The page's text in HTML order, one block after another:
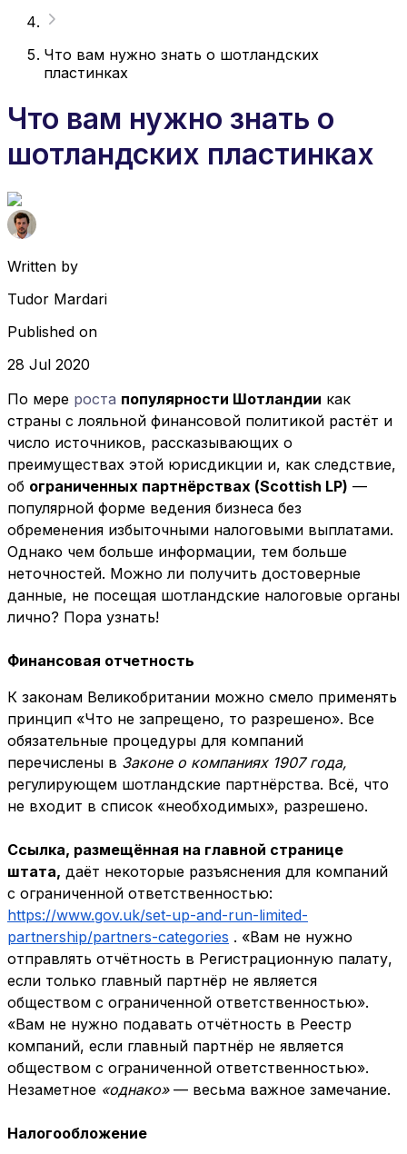
Что вам нужно знать о шотландских
пластинках
Что вам нужно знать о
шотландских пластинках
Written by
Tudor Mardari
Published on
28 Jul 2020
По мере роста популярности Шотландии как
страны с лояльной финансовой политикой растёт и
число источников, рассказывающих о
преимуществах этой юрисдикции и, как следствие,
об ограниченных партнёрствах (Scottish LP) —
популярной форме ведения бизнеса без
обременения избыточными налоговыми выплатами.
Однако чем больше информации, тем больше
неточностей. Можно ли получить достоверные
данные, не посещая шотландские налоговые органы
лично? Пора узнать!
Финансовая отчетность
К законам Великобритании можно смело применять
принцип «Что не запрещено, то разрешено». Все
обязательные процедуры для компаний
перечислены в Законе о компаниях 1907 года,
регулирующем шотландские партнёрства. Всё, что
не входит в список «необходимых», разрешено.
Ссылка, размещённая на главной странице
штата, даёт некоторые разъяснения для компаний
с ограниченной ответственностью:
https://www.gov.uk/set-up-and-run-limited-
partnership/partners-categories . «Вам не нужно
отправлять отчётность в Регистрационную палату,
если только главный партнёр не является
обществом с ограниченной ответственностью».
«Вам не нужно подавать отчётность в Реестр
компаний, если главный партнёр не является
обществом с ограниченной ответственностью».
Незаметное «однако» — весьма важное замечание.
Налогообложение